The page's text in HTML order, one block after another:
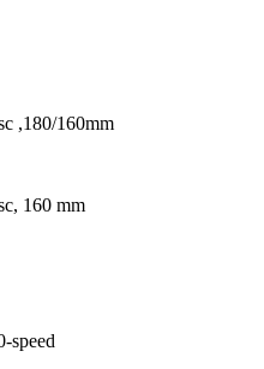
,180/160mm
160 mm
speed